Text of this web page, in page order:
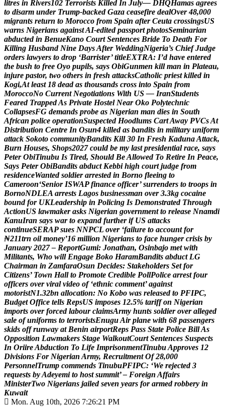
litres in Rivers102 Terrorists Killed In July— DHQHamas agrees
to disarm under Trump-backed Gaza ceasefire dealOver 48,000
migrants return to Morocco from Spain after Ceuta crossingsUS
warns Nigerians againstAI-edited passport photosSeminarian
abducted in BenueKano Court Sentences Bride To Death For
Killing Husband Nine DaysAfter WeddingNigeria’s Chief Judge
orders lawyers to drop ‘Barrister’ titleEXTRA: I’d have entered
the bush to free Oyo pupils, says ObiGunmen kill man in Plateau,
injure pastor, two others in fresh attacksCatholic priest killed in
Kogi,At least 18 dead as thousands cross into Spain from
MoroccoNo Current Negotiations With US — IranStudents
Feared TrappedAs Private Hostel Near Oko Polytechnic
CollapsesFG demands probe as Nigerian man dies in South
African police operationSuspected Hoodlums CartAway PVCsAt
Distribution Centre In Osun4 killed as bandits in military uniform
attack Sokoto communityBandits Kill 30 In Fresh KadunaAttack,
Burn Houses, Shops2027 could be my last presidential race, says
Peter ObiTinubu Is Tired, Should BeAllowed To Retire In Peace,
Says Peter ObiBandits abduct Kebbi high court judge from
residenceWanted soldier arrested in Borno fleeing to
Cameroon‘Senior ISWAP finance officer’ surrenders to troops in
BornoNDLEA arrests Lagos businessman over 3.3kg cocaine
bound for UKLeadership in Policing Is Demonstrated Through
ActionUS lawmaker asks Nigerian government to release Nnamdi
KanuIran says war to expand further if US attacks
continueSERAP sues NNPCL over ‘failure to account for
₦211trn oil money’16 million Nigerians to face hunger crisis by
January 2027 – ReportGumi: Jonathan, Osinbajo met with
Militants, Who will Engage Boko HaramBandits abduct LG
Chairman in ZamfaraOsun Decides: Stakeholders Set for
Citizens’ Town Hall to Promote Credible PollPolice arrest four
officers over viral video of ‘ethnic comment’ against
motoristN1.32bn allocation: No Kobo was released to PFIPC,
Budget Office tells RepsUS imposes 12.5% tariff on Nigerian
imports over forced labour claimsArmy hunts soldier over alleged
sale of uniforms to terroristsEnuguAir plane with 68 passengers
skids off runway at Benin airportReps Pass State Police BillAs
Opposition Lawmakers Stage WalkoutCourt Sentences Suspects
In OriireAbduction To Life ImprisonmentTinubuApproves 12
Divisions For Nigerian Army, Recruitment Of 28,000
PersonnelTrump commends TinubuPFIPC: ‘We rejected 3
requests byAdeyemi to host summit’ – Foreign Affairs
MinisterTwo Nigerians jailed seven years for armed robbery in
Kuwait
Mon. Aug 10th, 2026 7:26:22 PM